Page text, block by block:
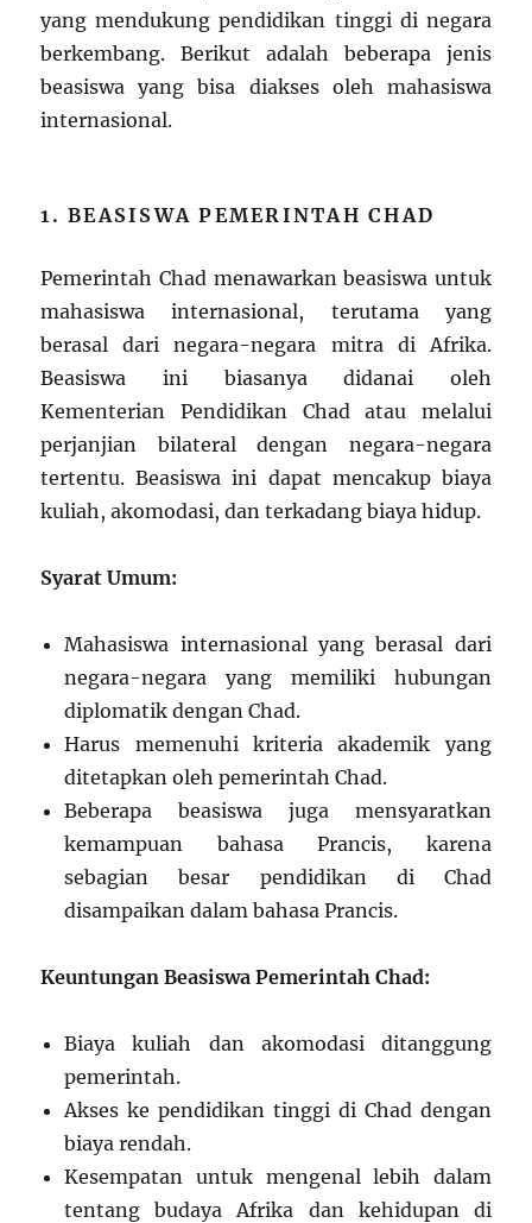
yang mendukung pendidikan tinggi di negara
berkembang. Berikut adalah beberapa jenis
beasiswa yang bisa diakses oleh mahasiswa
internasional.
1. BEASISWA PEMERINTAH CHAD
Pemerintah Chad menawarkan beasiswa untuk
mahasiswa internasional, terutama yang
berasal dari negara-negara mitra di Afrika.
Beasiswa ini biasanya didanai oleh
Kementerian Pendidikan Chad atau melalui
perjanjian bilateral dengan negara-negara
tertentu. Beasiswa ini dapat mencakup biaya
kuliah, akomodasi, dan terkadang biaya hidup.
Syarat Umum:
Mahasiswa internasional yang berasal dari
negara-negara yang memiliki hubungan
diplomatik dengan Chad.
Harus memenuhi kriteria akademik yang
ditetapkan oleh pemerintah Chad.
Beberapa beasiswa juga mensyaratkan
kemampuan bahasa Prancis, karena
sebagian besar pendidikan di Chad
disampaikan dalam bahasa Prancis.
Keuntungan Beasiswa Pemerintah Chad:
Biaya kuliah dan akomodasi ditanggung
pemerintah.
Akses ke pendidikan tinggi di Chad dengan
biaya rendah.
Kesempatan untuk mengenal lebih dalam
tentang budaya Afrika dan kehidupan di